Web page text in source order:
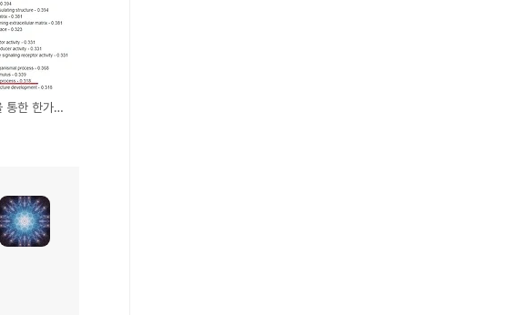
DeepGoWeb을 통한 한가지 기능 예측시도